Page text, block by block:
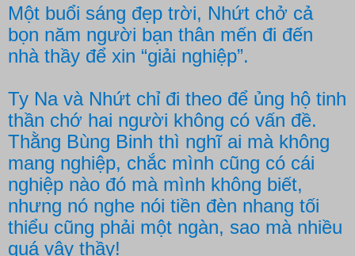
Một buổi sáng đẹp trời, Nhứt chở cả
bọn năm người bạn thân mến đi đến
nhà thầy để xin “giải nghiệp”.
Ty Na và Nhứt chỉ đi theo để ủng hộ tinh
thần chớ hai người không có vấn đề.
Thằng Bùng Binh thì nghĩ ai mà không
mang nghiệp, chắc mình cũng có cái
nghiệp nào đó mà mình không biết,
nhưng nó nghe nói tiền đèn nhang tối
thiểu cũng phải một ngàn, sao mà nhiều
quá vậy thầy!